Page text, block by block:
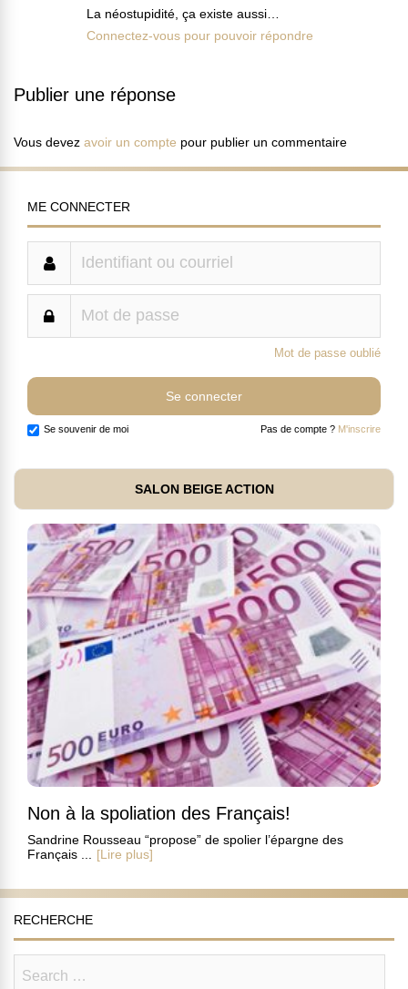
La néostupidité, ça existe aussi…
Connectez-vous pour pouvoir répondre
Publier une réponse
Vous devez avoir un compte pour publier un commentaire
ME CONNECTER
Mot de passe oublié
Se souvenir de moi Pas de compte ? M'inscrire
SALON BEIGE ACTION
Non à la spoliation des Français!
Sandrine Rousseau “propose” de spolier l’épargne des
Français ...
[Lire plus]
RECHERCHE